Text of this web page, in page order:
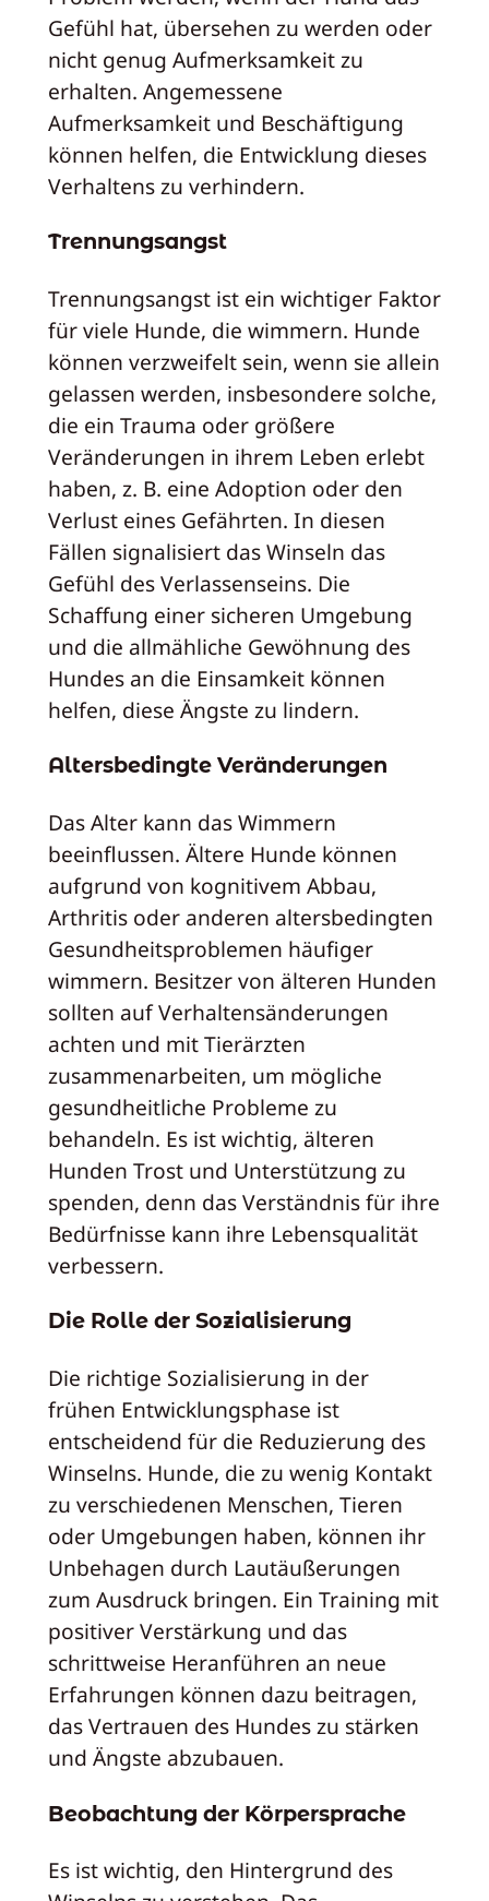
Gefühl hat, übersehen zu werden oder
nicht genug Aufmerksamkeit zu
erhalten. Angemessene
Aufmerksamkeit und Beschäftigung
können helfen, die Entwicklung dieses
Verhaltens zu verhindern.
Trennungsangst
Trennungsangst ist ein wichtiger Faktor
für viele Hunde, die wimmern. Hunde
können verzweifelt sein, wenn sie allein
gelassen werden, insbesondere solche,
die ein Trauma oder größere
Veränderungen in ihrem Leben erlebt
haben, z. B. eine Adoption oder den
Verlust eines Gefährten. In diesen
Fällen signalisiert das Winseln das
Gefühl des Verlassenseins. Die
Schaffung einer sicheren Umgebung
und die allmähliche Gewöhnung des
Hundes an die Einsamkeit können
helfen, diese Ängste zu lindern.
Altersbedingte Veränderungen
Das Alter kann das Wimmern
beeinflussen. Ältere Hunde können
aufgrund von kognitivem Abbau,
Arthritis oder anderen altersbedingten
Gesundheitsproblemen häufiger
wimmern. Besitzer von älteren Hunden
sollten auf Verhaltensänderungen
achten und mit Tierärzten
zusammenarbeiten, um mögliche
gesundheitliche Probleme zu
behandeln. Es ist wichtig, älteren
Hunden Trost und Unterstützung zu
spenden, denn das Verständnis für ihre
Bedürfnisse kann ihre Lebensqualität
verbessern.
Die Rolle der Sozialisierung
Die richtige Sozialisierung in der
frühen Entwicklungsphase ist
entscheidend für die Reduzierung des
Winselns. Hunde, die zu wenig Kontakt
zu verschiedenen Menschen, Tieren
oder Umgebungen haben, können ihr
Unbehagen durch Lautäußerungen
zum Ausdruck bringen. Ein Training mit
positiver Verstärkung und das
schrittweise Heranführen an neue
Erfahrungen können dazu beitragen,
das Vertrauen des Hundes zu stärken
und Ängste abzubauen.
Beobachtung der Körpersprache
Es ist wichtig, den Hintergrund des